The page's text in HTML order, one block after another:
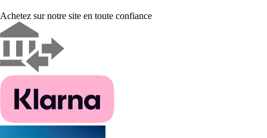
Achetez sur notre site en toute confiance